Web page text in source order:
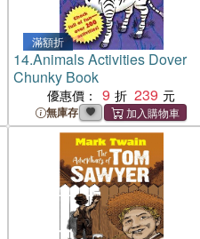
滿額折
14.Animals Activities Dover
Chunky Book
優惠價： 9 239
無庫存